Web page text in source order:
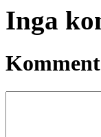
Inga